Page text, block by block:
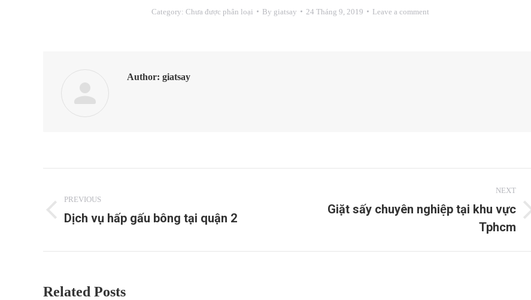
Category: Chưa được phân loại By giatsay 24 Tháng 9, 2019 Leave a comment
Author: giatsay
NAVIGATION
PREVIOUS
Previous
Dịch vụ hấp gấu bông tại quận 2
NEXT
Giặt sấy chuyên nghiệp tại khu vực
Tphcm
Related Posts